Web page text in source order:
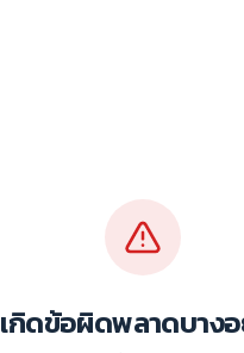
เกิดข้อผิดพลาดบาง